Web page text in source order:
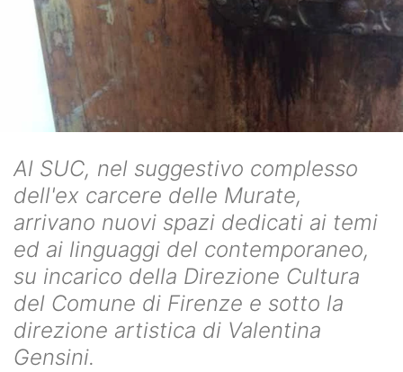
Al SUC, nel suggestivo complesso
dell'ex carcere delle Murate,
arrivano nuovi spazi dedicati ai temi
ed ai linguaggi del contemporaneo,
su incarico della Direzione Cultura
del Comune di Firenze e sotto la
direzione artistica di Valentina
Gensini.